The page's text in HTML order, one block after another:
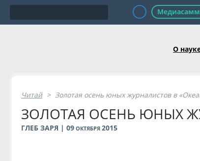
О
Читай > Золотая осень юных журналистов в
ЗОЛОТАЯ ОСЕНЬ ЮНЫХ
ГЛЕБ ЗАРЯ | 09 ОКТЯБРЯ 2015